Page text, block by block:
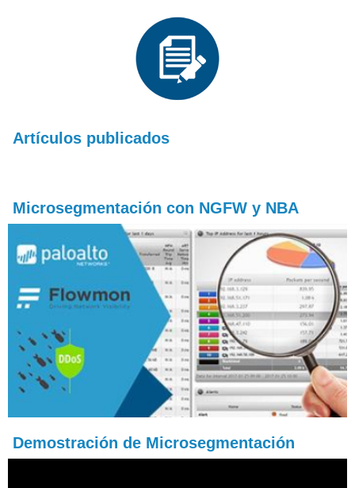
Artículos publicados
Microsegmentación con NGFW y NBA
Demostración de Microsegmentación